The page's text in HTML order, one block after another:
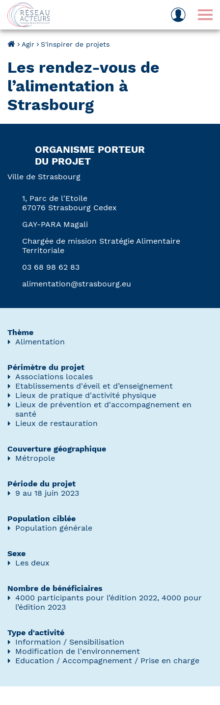
Agir S'inspirer de projets
Les rendez-vous de
l’alimentation à
Strasbourg
ORGANISME PORTEUR
DU PROJET
Ville de Strasbourg
1, Parc de l'Etoile
67076 Strasbourg Cedex
GAY-PARA Magali
Chargée de mission Stratégie Alimentaire
Territoriale
03 68 98 62 83
alimentation@strasbourg.eu
Thème
Alimentation
Périmètre du projet
Associations locales
Etablissements d'éveil et d’enseignement
Lieux de pratique d'activité physique
Lieux de prévention et d'accompagnement en
santé
Lieux de restauration
Couverture géographique
Métropole
Période du projet
9 au 18 juin 2023
Population ciblée
Population générale
Sexe
Les deux
Nombre de bénéficiaires
4000 participants pour l’édition 2022, 4000 pour
l’édition 2023
Type d'activité
Information / Sensibilisation
Modification de l'environnement
Education / Accompagnement / Prise en charge